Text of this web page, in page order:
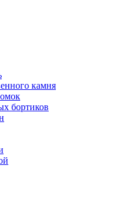
камня
бортиков